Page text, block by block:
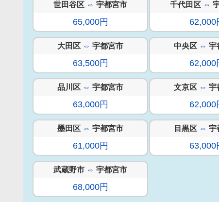
世田谷区 ⇔ 宇都宮市
65,000円
千代田区 ⇔
62,000
大田区 ⇔ 宇都宮市
63,500円
中央区 ⇔ 宇
62,000
品川区 ⇔ 宇都宮市
63,000円
文京区 ⇔ 宇
62,000
墨田区 ⇔ 宇都宮市
61,000円
目黒区 ⇔ 宇
63,000
武蔵野市 ⇔ 宇都宮市
68,000円